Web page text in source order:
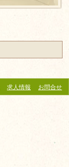
求人情報 お問合せ